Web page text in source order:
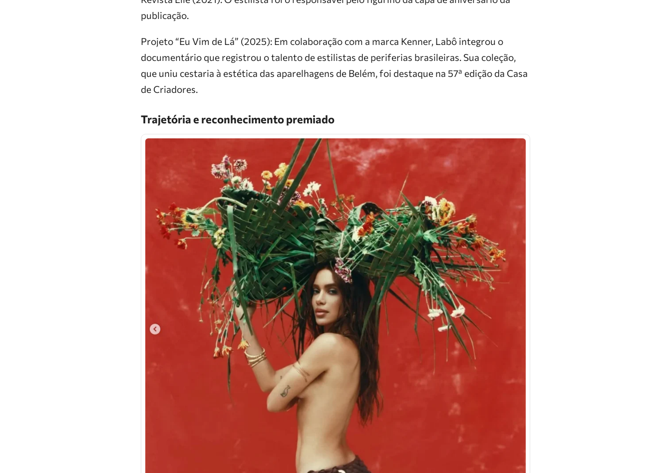
publicação.
​Projeto “Eu Vim de Lá” (2025): Em colaboração com a marca Kenner, Labô integrou o
documentário que registrou o talento de estilistas de periferias brasileiras. Sua coleção,
que uniu cestaria à estética das aparelhagens de Belém, foi destaque na 57ª edição da Casa
de Criadores.
​Trajetória e reconhecimento premiado